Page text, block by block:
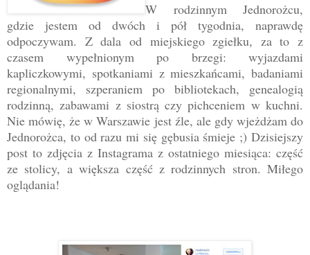
W rodzinnym Jednorożcu,
gdzie jestem od dwóch i pół tygodnia, naprawdę
odpoczywam. Z dala od miejskiego zgiełku, za to z
czasem wypełnionym po brzegi: wyjazdami
kapliczkowymi, spotkaniami z mieszkańcami, badaniami
regionalnymi, szperaniem po bibliotekach, genealogią
rodzinną, zabawami z siostrą czy pichceniem w kuchni.
Nie mówię, że w Warszawie jest źle, ale gdy wjeżdżam do
Jednorożca, to od razu mi się gębusia śmieje ;) Dzisiejszy
post to zdjęcia z Instagrama z ostatniego miesiąca: część
ze stolicy, a większa część z rodzinnych stron. Miłego
oglądania!